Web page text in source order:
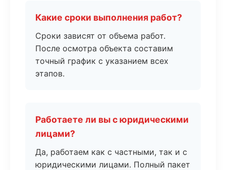
Какие сроки выполнения работ?
Сроки зависят от объема работ.
После осмотра объекта составим
точный график с указанием всех
этапов.
Работаете ли вы с юридическими
лицами?
Да, работаем как с частными, так и с
юридическими лицами. Полный пакет